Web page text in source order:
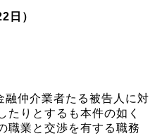
日）
融仲介業者たる被告人に対
たりとするも本件の如く
職業と交渉を有する職務